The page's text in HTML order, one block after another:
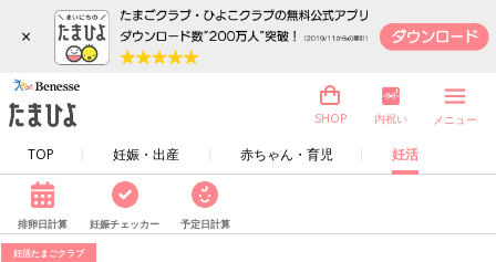
×
TOP 妊娠・出産 赤ちゃん・育児 妊活
SHOP 内祝い メニュー
排卵日計算 妊娠チェッカー 予定日計算
妊活たまごクラブ